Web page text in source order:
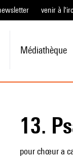
venir à
Médiathèque
13.
pour chœur a